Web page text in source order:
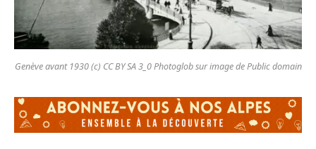
Genève avant 1930 (c) CC BY SA 3_0 Photoglob sur image de Public domain